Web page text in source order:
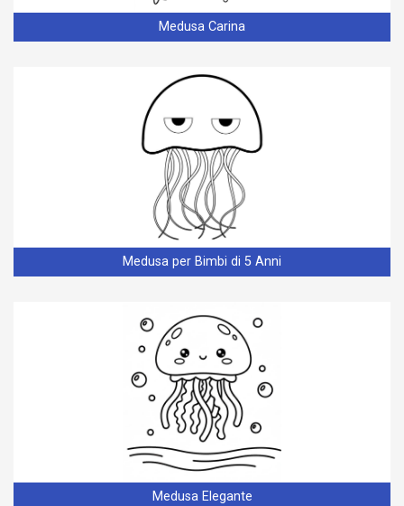
Medusa Carina
Medusa per Bimbi di 5 Anni
Medusa Elegante